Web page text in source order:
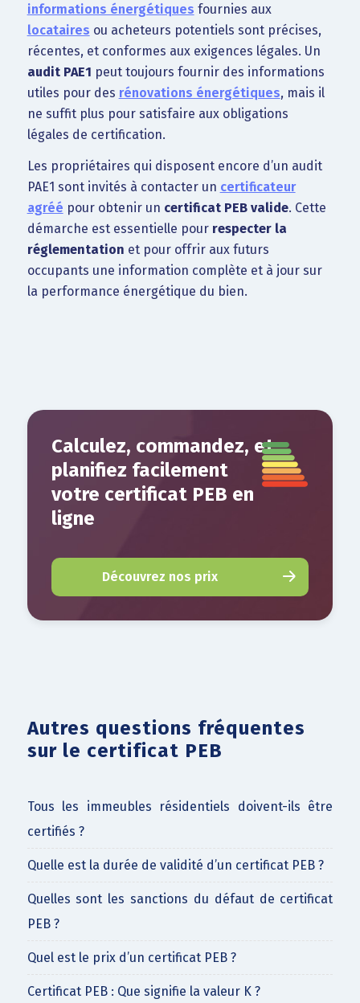
informations énergétiques fournies aux
locataires ou acheteurs potentiels sont précises,
récentes, et conformes aux exigences légales. Un
audit PAE1 peut toujours fournir des informations
utiles pour des rénovations énergétiques, mais il
ne suffit plus pour satisfaire aux obligations
légales de certification.
Les propriétaires qui disposent encore d’un audit
PAE1 sont invités à contacter un certificateur
agréé pour obtenir un certificat PEB valide. Cette
démarche est essentielle pour respecter la
réglementation et pour offrir aux futurs
occupants une information complète et à jour sur
la performance énergétique du bien.
Calculez, commandez, et
planifiez facilement
votre certificat PEB en
ligne
Découvrez nos prix
Autres questions fréquentes
sur le certificat PEB
Tous les immeubles résidentiels doivent-ils être
certifiés ?
Quelle est la durée de validité d’un certificat PEB ?
Quelles sont les sanctions du défaut de certificat
PEB ?
Quel est le prix d’un certificat PEB ?
Certificat PEB : Que signifie la valeur K ?